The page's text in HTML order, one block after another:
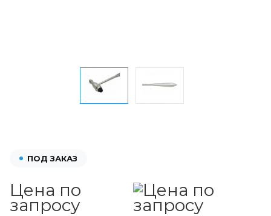
ПОД ЗАКАЗ
Цена по
запросу